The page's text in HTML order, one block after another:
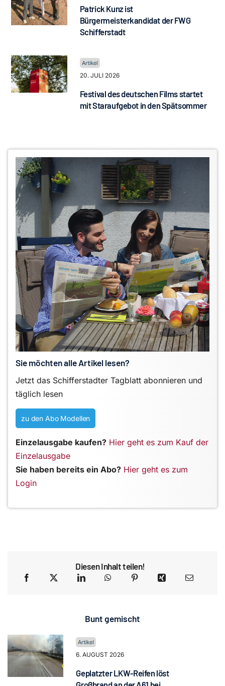
Patrick Kunz ist
Bürgermeisterkandidat der FWG
Schifferstadt
20. JULI 2026
Festival des deutschen Films startet
mit Staraufgebot in den Spätsommer
Sie möchten alle Artikel lesen?
Jetzt das Schifferstadter Tagblatt abonnieren und
täglich lesen
zu den Abo Modellen
Einzelausgabe kaufen? Hier geht es zum Kauf der
Einzelausgabe
Sie haben bereits ein Abo? Hier geht es zum
Login
Diesen Inhalt teilen!
Bunt gemischt
6. AUGUST 2026
Geplatzter LKW-Reifen löst